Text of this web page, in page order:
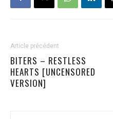
Article précédent
BITERS – RESTLESS
HEARTS [UNCENSORED
VERSION]